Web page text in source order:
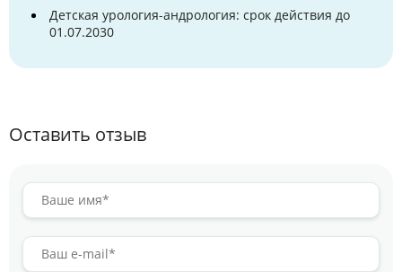
Детская урология-андрология: срок действия до
01.07.2030
Оставить отзыв